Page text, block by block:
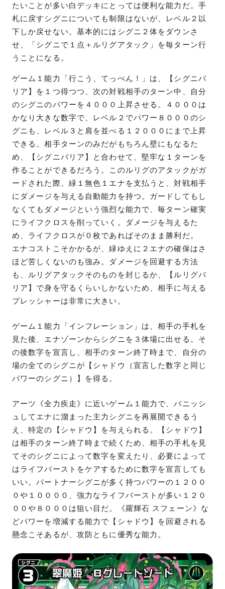
たいことが多い白デッキにとっては便利な能力だ。手
札に戻すシグニについても制限はないが、レベル２以
下しか戻せない。基本的にはシグニ２体をダウンさ
せ、「シグニで１点＋ルリグアタック」を毎ターン行
うことになる。
ゲーム１能力「行こう、てっぺん！」は、【シグニバ
リア】を１つ得つつ、次の対戦相手のターン中、自分
のシグニのパワーを４０００上昇させる。４０００は
かなり大きな数字で、レベル２でパワー８０００のシ
グニも、レベル３と肩を並べる１２０００にまで上昇
できる。相手ターンのみだがもちろん壁にもなるた
め、【シグニバリア】と合わせて、堅牢な１ターンを
作ることができるだろう。このルリグのアタックがガ
ードされた際、緑１無色１エナを支払うと、対戦相手
にダメージを与える自動能力を持つ。ガードしてもし
なくてもダメージという強烈な能力で、毎ターン確実
にライフクロスを削っていく。ダメージを与えるた
め、ライフクロスが０枚であればそのまま勝利だ。
エナコストこそかかるが、緑ゆえに２エナの確保はさ
ほど苦しくないのも強み。ダメージを回避する方法
も、ルリグアタックそのものを封じるか、【ルリグバ
リア】で身を守るくらいしかないため、相手に与える
プレッシャーは非常に大きい。
ゲーム１能力「インフレーション」は、相手の手札を
見た後、エナゾーンからシグニを３体場に出せる。そ
の後数字を宣言し、相手のターン終了時まで、自分の
場の全てのシグニが【シャドウ（宣言した数字と同じ
パワーのシグニ）】を得る。
アーツ《全力疾走》に近いゲーム１能力で、バニッシ
ュしてエナに溜まった主力シグニを再展開できるう
え、特定の【シャドウ】を与えられる。【シャドウ】
は相手のターン終了時まで続くため、相手の手札を見
てそのシグニによって数字を変えたり、必要によって
はライフバーストをケアするために数字を宣言しても
いい。パートナーシグニが多く持つパワーの１２００
０や１００００、強力なライフバーストが多い１２０
００や８０００は狙い目だ。《羅輝石 スフェーン》な
どパワーを増減する能力で【シャドウ】を回避される
懸念こそあるが、攻防ともに優秀な能力。